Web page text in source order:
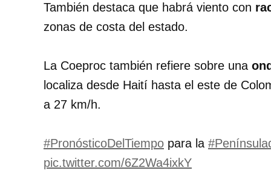
También destaca que habrá viento con
zonas de costa del estado.
La Coeproc también refiere sobre una
localiza desde Haití hasta el este de
a 27 km/h.
#PronósticoDelTiempo para la
pic.twitter.com/6Z2Wa4ixkY